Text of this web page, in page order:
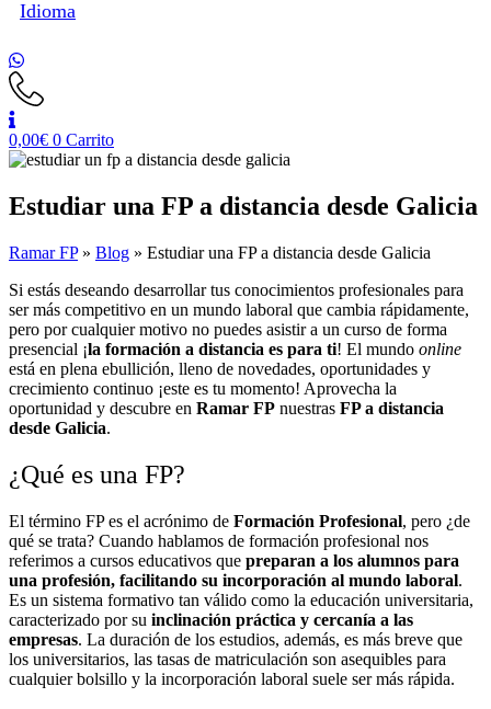
0,00€ 0 Carrito
Estudiar una FP a distancia desde Galicia
Ramar FP» Blog » Estudiar una FP a distancia desde Galicia
Si estás deseando desarrollar tus conocimientos profesionales para
ser más competitivo en un mundo laboral que cambia rápidamente,
pero por cualquier motivo no puedes asistir a un curso de forma
presencial ¡la formación a distancia es para ti! El mundo online
está en plena ebullición, lleno de novedades, oportunidades y
crecimiento continuo ¡este es tu momento! Aprovecha la
oportunidad y descubre en Ramar FP nuestras FP a distancia
desde Galicia.
¿Qué es una FP?
El término FP es el acrónimo de Formación Profesional, pero ¿de
qué se trata? Cuando hablamos de formación profesional nos
referimos a cursos educativos que preparan a los alumnos para
una profesión, facilitando su incorporación al mundo laboral.
Es un sistema formativo tan válido como la educación universitaria,
caracterizado por su inclinación práctica y cercanía a las
empresas. La duración de los estudios, además, es más breve que
los universitarios, las tasas de matriculación son asequibles para
cualquier bolsillo y la incorporación laboral suele ser más rápida.